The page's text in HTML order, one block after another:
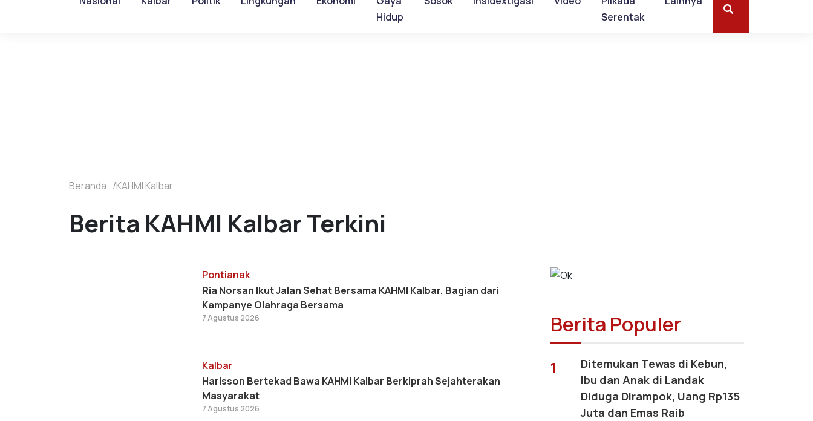
Hidup
Serentak
Beranda KAHMI Kalbar
Berita KAHMI Kalbar Terkini
Pontianak
Ria Norsan Ikut Jalan Sehat Bersama KAHMI Kalbar, Bagian dari
Kampanye Olahraga Bersama
7 Agustus 2026
Kalbar
Harisson Bertekad Bawa KAHMI Kalbar Berkiprah Sejahterakan
Masyarakat
7 Agustus 2026
Berita Populer
1
Ditemukan Tewas di Kebun,
Ibu dan Anak di Landak
Diduga Dirampok, Uang Rp135
Juta dan Emas Raib